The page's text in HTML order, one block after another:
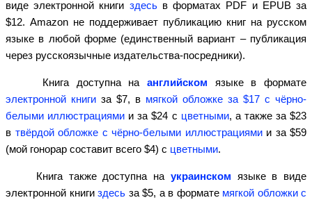
виде электронной книги здесьв форматах PDF и EPUB за
$12. Amazon не поддерживает публикацию книг на русском
языке в любой форме (единственный вариант – публикация
через русскоязычные издательства-посредники).
Книга доступна наанглийском языке в формате
электронной книги за $7, в мягкой обложке за $17 с чёрно-
белыми иллюстрациями и за $24 с цветными, а также за $23
в твёрдой обложке с чёрно-белыми иллюстрациямии за $59
(мой гонорар составит всего $4) с цветными.
Книга также доступна на украинском языке в виде
электронной книги здесь за $5, а в формате мягкой обложки с